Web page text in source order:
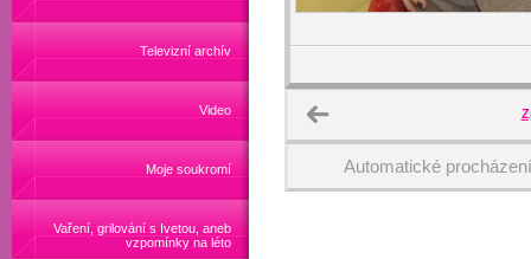
Televizní archív
Video
Moje soukromí
Vaření, grilování s Ivetou, aneb
vzpomínky na léto
Automatické